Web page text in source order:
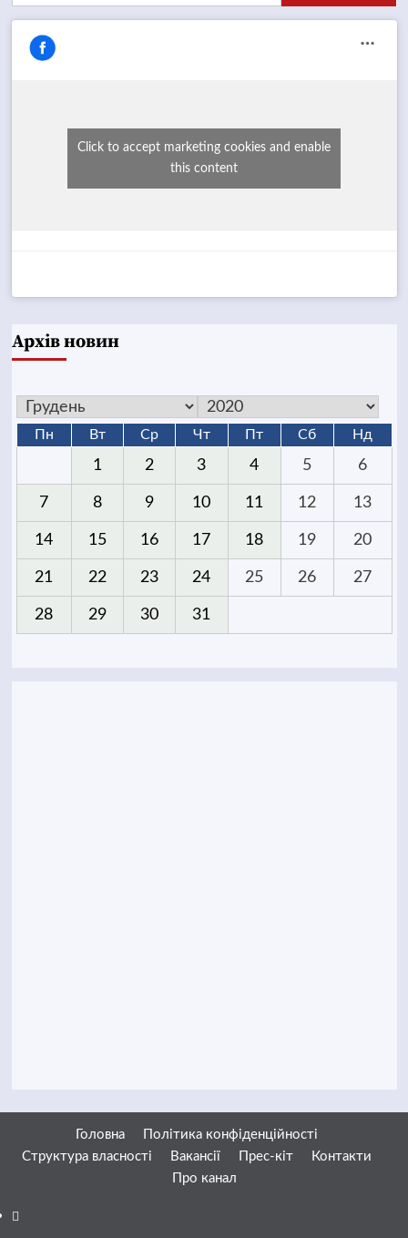
Click to accept marketing cookies and enable
this content
Архів новин
Пн Вт Ср Чт Пт Сб Нд
1 2 3 4 5 6
7 8 9 10 11 12 13
14 15 16 17 18 19 20
21 22 23 24 25 26 27
28 29 30 31
Головна
Політика конфіденційності
Структура власності
Вакансії Прес-кіт
Контакти
Про канал
Facebook